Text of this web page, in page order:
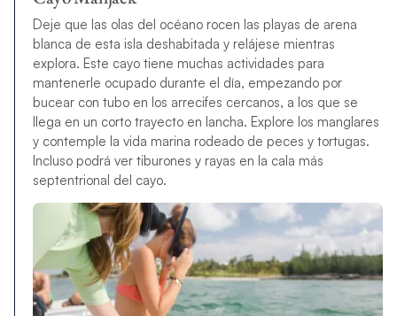
Deje que las olas del océano rocen las playas de arena
blanca de esta isla deshabitada y relájese mientras
explora. Este cayo tiene muchas actividades para
mantenerle ocupado durante el día, empezando por
bucear con tubo en los arrecifes cercanos, a los que se
llega en un corto trayecto en lancha. Explore los manglares
y contemple la vida marina rodeado de peces y tortugas.
Incluso podrá ver tiburones y rayas en la cala más
septentrional del cayo.